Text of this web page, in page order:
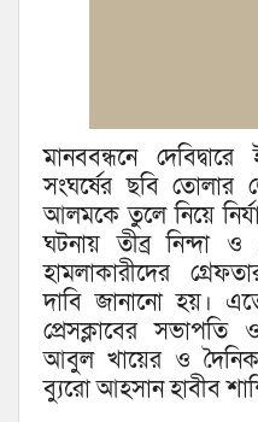
মানববন্ধনে
সংঘর্ষের ছবি তোলার
আলমকে তুলে নিয়ে
ঘটনায় তীব্র নিন্দা
হামলাকারীদের
দাবি জানানো হয়।
প্রেসক্লাবের
আবুল খায়ের ও দৈনিক
ব্যুরো আহসান হাবীব